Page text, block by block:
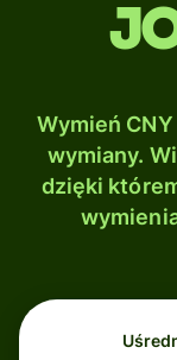
Wymień
wymiany.
dzięki